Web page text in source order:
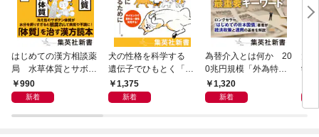
はじめての漢方相談薬
局 水草体質とサボテ
ン体質
990
新着
犬の性格を科学する
遺伝子でひもとく「最
良の友」の進化
1,375
新着
為替介入とは何か 20
0兆円規模「外為特
会」が生まれた謎
1,320
新着
学